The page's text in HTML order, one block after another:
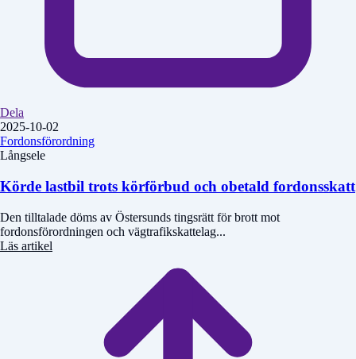
Dela
2025-10-02
Fordonsförordning
Långsele
Körde lastbil trots körförbud och obetald fordonsskatt
Den tilltalade döms av Östersunds tingsrätt för brott mot
fordonsförordningen och vägtrafikskattelag...
Läs artikel